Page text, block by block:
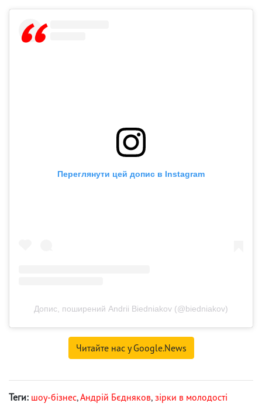
Переглянути цей допис в Instagram
Допис, поширений Andrii Biedniakov (@biedniakov)
Читайте нас у Google.News
Теги: шоу-бізнес,Андрій Бєдняков, зірки в молодості